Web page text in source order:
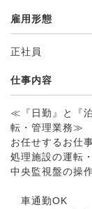
雇用形態
正社員
仕事内容
≪『日勤』と『
転・管理業務≫
お任せするお仕
処理施設の運転
中央監視盤の操
車通勤OK